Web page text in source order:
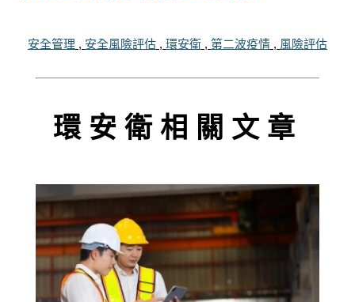
安全管理 , 安全風險評估 , 環安衛 , 第二波疫情 , 風險評估
環安衛相關文章